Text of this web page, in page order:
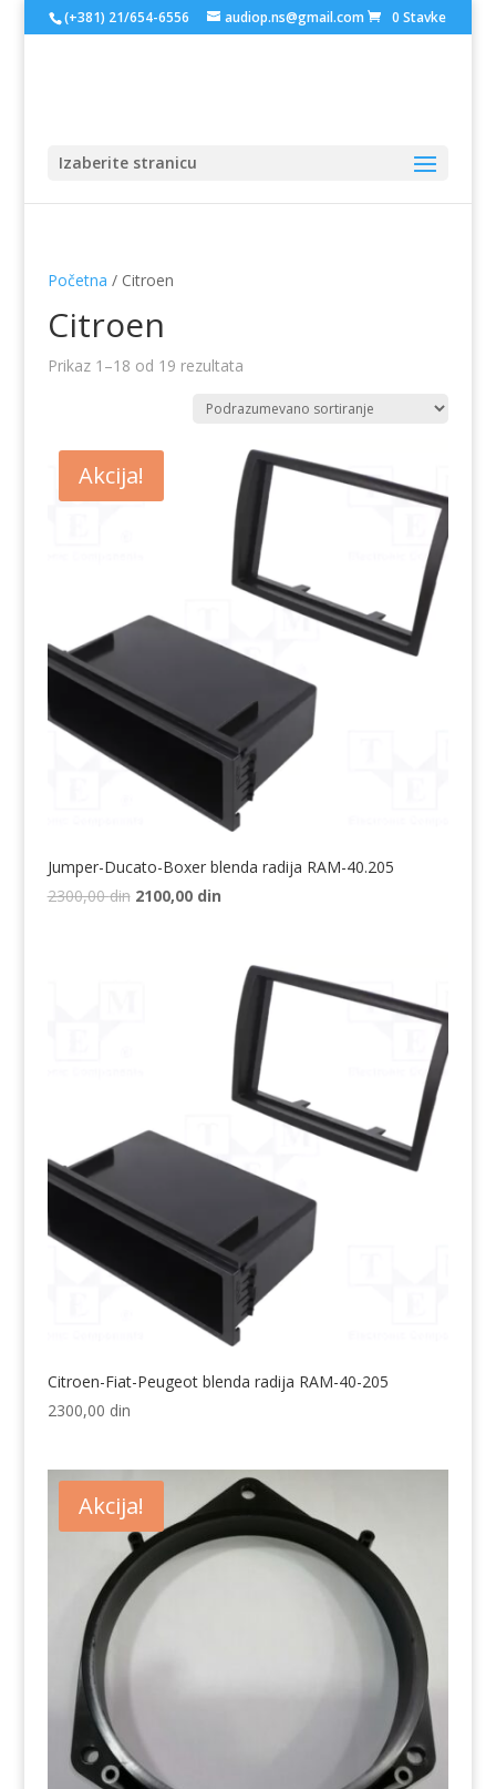
(+381) 21/654-6556 audiop.ns@gmail.com 0 Stavke
Izaberite stranicu
Početna / Citroen
Citroen
Prikaz 1–18 od 19 rezultata
Akcija!
Jumper-Ducato-Boxer blenda radija RAM-40.205
2300,00din Originalna
2100,00 dinTrenutna
2100,00 din.
Citroen-Fiat-Peugeot blenda radija RAM-40-205
2300,00 din
Akcija!